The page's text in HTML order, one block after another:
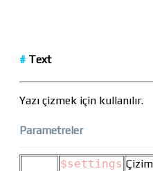
# Text
Yazı çizmek için kullanılır.
Parametreler
$settings